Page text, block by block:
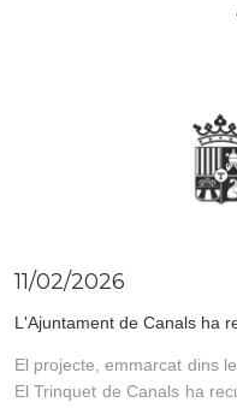
11/02/2026
L'Ajuntament de Canals ha
El projecte, emmarcat dins
El Trinquet de Canals ha